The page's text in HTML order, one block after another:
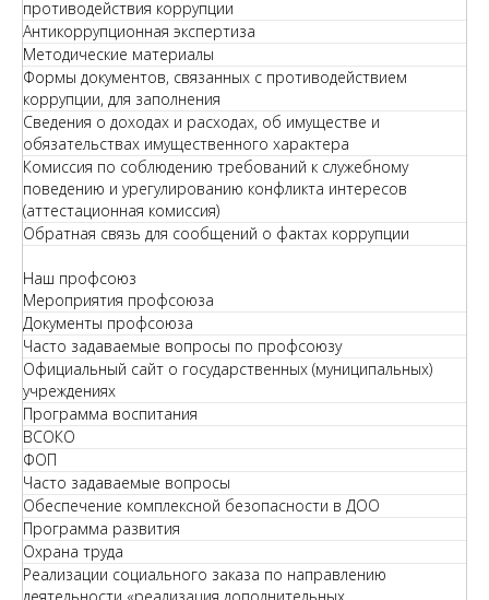
противодействия коррупции
Антикоррупционная экспертиза
Методические материалы
Формы документов, связанных с противодействием
коррупции, для заполнения
Сведения о доходах и расходах, об имуществе и
обязательствах имущественного характера
Комиссия по соблюдению требований к служебному
поведению и урегулированию конфликта интересов
(аттестационная комиссия)
Обратная связь для сообщений о фактах коррупции
Наш профсоюз
Мероприятия профсоюза
Документы профсоюза
Часто задаваемые вопросы по профсоюзу
Официальный сайт о государственных (муниципальных)
учреждениях
Программа воспитания
ВСОКО
ФОП
Часто задаваемые вопросы
Обеспечение комплексной безопасности в ДОО
Программа развития
Охрана труда
Реализации социального заказа по направлению